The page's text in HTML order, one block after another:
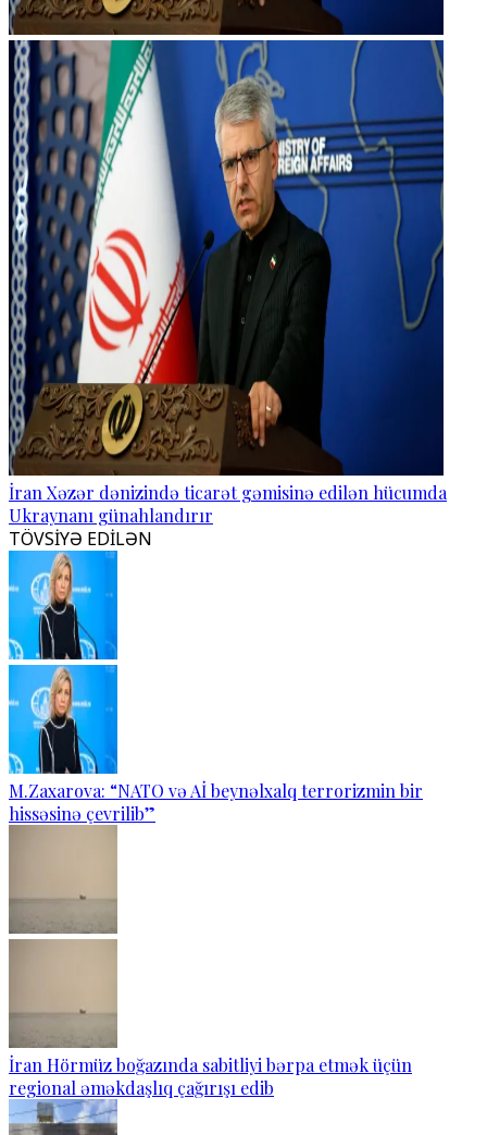
İran Xəzər dənizində ticarət gəmisinə edilən hücumda
Ukraynanı günahlandırır
TÖVSİYƏ EDİLƏN
M.Zaxarova: “NATO və Aİ beynəlxalq terrorizmin bir
hissəsinə çevrilib”
İran Hörmüz boğazında sabitliyi bərpa etmək üçün
regional əməkdaşlıq çağırışı edib